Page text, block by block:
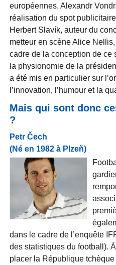
européennes, Alexandr
réalisation du spot
Herbert Slavík, auteur du
metteur en scène Alice
cadre de la conception de ce
la physionomie de la
a été mis en particulier sur
l’innovation, l’humour et la
Mais qui sont donc
?
Petr Čech
(Né en 1982 à Plzeň)
dans le cadre de l’enquête
des statistiques du football).
placer la République